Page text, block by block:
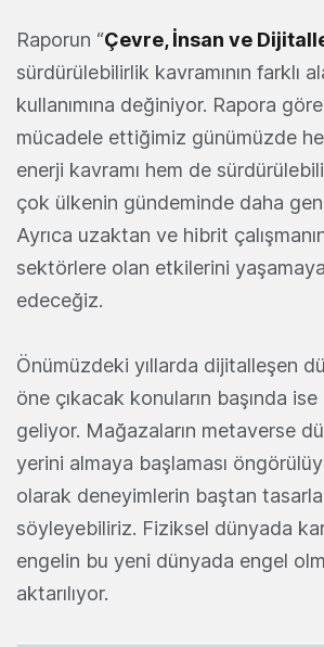
Raporun “Çevre, İnsan ve
sürdürülebilirlik kavramının farklı
kullanımına değiniyor. Rapora
mücadele ettiğimiz günümüzde
enerji kavramı hem de
çok ülkenin gündeminde daha
Ayrıca uzaktan ve hibrit
sektörlere olan etkilerini
edeceğiz.
Önümüzdeki yıllarda dijitalleşen
öne çıkacak konuların başında
geliyor. Mağazaların metaverse
yerini almaya başlaması
olarak deneyimlerin baştan
söyleyebiliriz. Fiziksel dünyada
engelin bu yeni dünyada engel
aktarılıyor.